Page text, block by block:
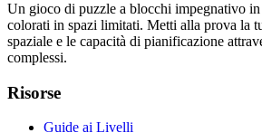
Un gioco di puzzle a blocchi impegnativo
colorati in spazi limitati. Metti alla prova la
spaziale e le capacità di pianificazione
complessi.
Risorse
Guide ai Livelli